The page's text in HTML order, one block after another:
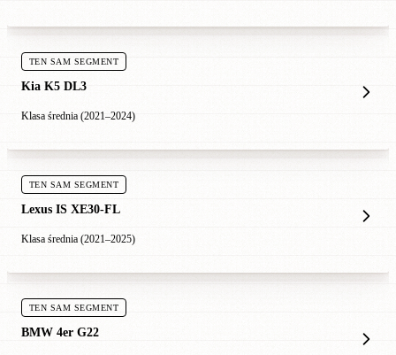
TEN SAM SEGMENT
Kia K5 DL3
Klasa średnia (2021–2024)
TEN SAM SEGMENT
Lexus IS XE30-FL
Klasa średnia (2021–2025)
TEN SAM SEGMENT
BMW 4er G22